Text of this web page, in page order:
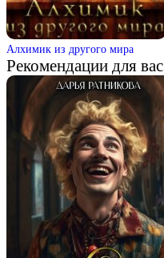
Алхимик из другого мира
Рекомендации для вас